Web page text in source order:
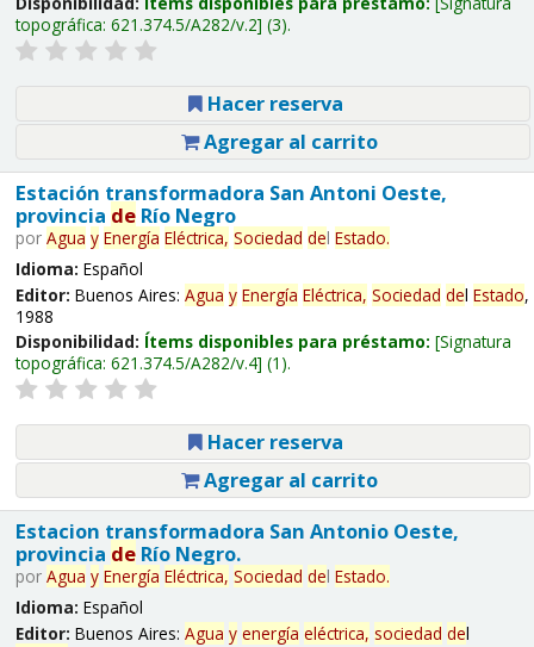
topográfica: 621.374.5/A282/v.2 (3).
Hacer reserva
Agregar al carrito
Estación transformadora San Antoni Oeste,
provincia deRío Negro
por Agua y Energía Eléctrica, Sociedad del Estado.
Idioma: Español
Editor: Buenos Aires: Agua y Energía Eléctrica, Sociedad del Estado,
1988
Disponibilidad: Ítems disponibles para préstamo: Signatura
topográfica: 621.374.5/A282/v.4 (1).
Hacer reserva
Agregar al carrito
Estacion transformadora San Antonio Oeste,
provincia deRío Negro.
por Agua y Energía Eléctrica, Sociedad del Estado.
Idioma: Español
Editor: Buenos Aires: Agua y energía eléctrica, sociedad del